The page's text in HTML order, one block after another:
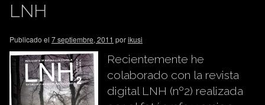
LNH
Publicado el 7 septiembre, 2011 porikusi
Recientemente he
colaborado con la revista
digital LNH (nº2) realizada